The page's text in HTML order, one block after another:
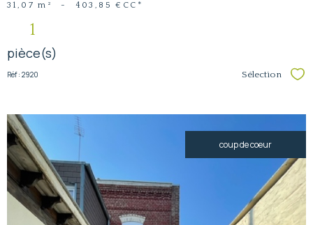
31,07 m² - 403,85 € CC*
1
pièce(s)
Réf : 2920 Sélection
coup de coeur